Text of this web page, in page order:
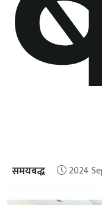
समयबद्ध 2024